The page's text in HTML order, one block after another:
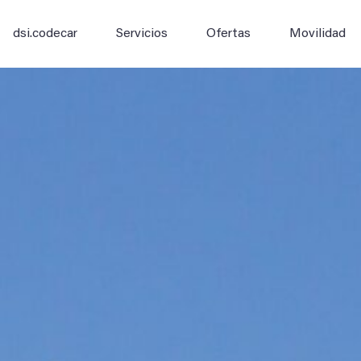
dsi.codecar Servicios Ofertas Movilidad